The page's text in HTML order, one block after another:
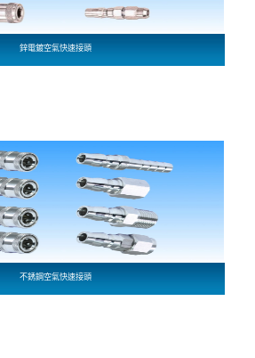
鋅電鍍空氣快速接頭
不銹鋼空氣快速接頭